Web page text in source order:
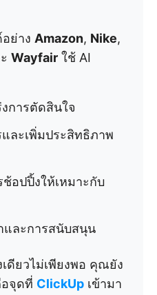
ย่าง Amazon, Nike,
Wayfair ใช้ AI
การตัดสินใจ
ละเพิ่มประสิทธิภาพ
อปปิ้งให้เหมาะกับ
และการสนับสนุน
ดียวไม่เพียงพอ คุณยัง
อจุดที่ ClickUp เข้ามา